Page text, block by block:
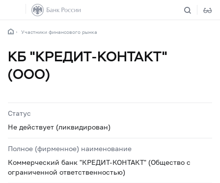
Участники финансового рынка
КБ "КРЕДИТ-КОНТАКТ"
(ООО)
Статус
Не действует (ликвидирован)
Полное (фирменное) наименование
Коммерческий банк "КРЕДИТ-КОНТАКТ" (Общество с
ограниченной ответственностью)